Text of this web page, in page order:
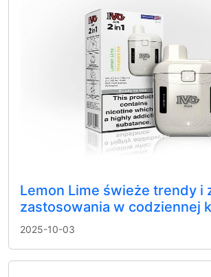
Lemon Lime świeże trendy i
zastosowania w codziennej
2025-10-03